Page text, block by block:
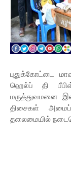
புதுக்கோட்டை
ஹெல்ப் தி
மருத்துவமனை
திசைகள்
தலைமையில்